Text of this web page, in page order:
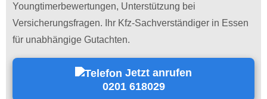
Youngtimerbewertungen, Unterstützung bei
Versicherungsfragen. Ihr Kfz-Sachverständiger in Essen
für unabhängige Gutachten.
Jetzt anrufen
0201 618029